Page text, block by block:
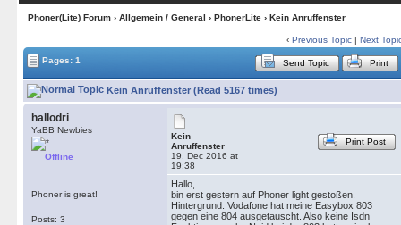
Phoner(Lite) Forum› Allgemein / General › PhonerLite› Kein Anruffenster
‹ Previous Topic | Next
Pages: 1 Send Topic Print
Kein Anruffenster (Read 5167 times)
hallodri
YaBB Newbies
Offline
Phoner is great!
Posts: 3
Kein
Anruffenster
19. Dec 2016 at
19:38
Print Post
Hallo,
bin erst gestern auf Phoner light gestoßen.
Hintergrund: Vodafone hat meine Easybox 803
gegen eine 804 ausgetauscht. Also keine Isdn